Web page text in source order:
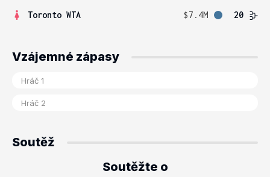
Toronto WTA
$7.4M 20
Vzájemné zápasy
Soutěž
Soutěžte o